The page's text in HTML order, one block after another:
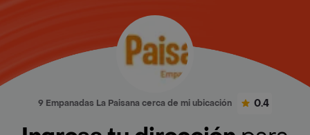
9 Empanadas La Paisana cerca de mi ubicación 0.4